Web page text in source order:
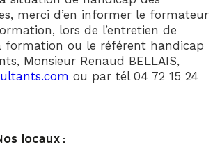
merci d’en informer le formateur
lors de l’entretien de
formation ou le référent handicap
Monsieur Renaud BELLAIS,
ou par tél 04 72 15 24
locaux :